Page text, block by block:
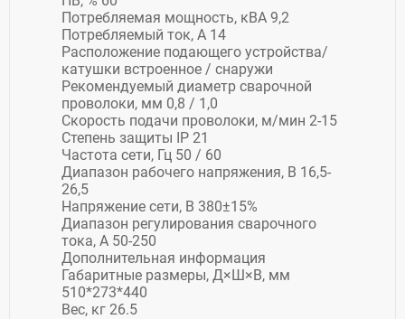
Потребляемая мощность, кВА 9,2
Потребляемый ток, А 14
Расположение подающего устройства/
катушки встроенное / снаружи
Рекомендуемый диаметр сварочной
проволоки, мм 0,8 / 1,0
Скорость подачи проволоки, м/мин 2-15
Степень защиты IP 21
Частота сети, Гц 50 / 60
Диапазон рабочего напряжения, В 16,5-
26,5
Напряжение сети, В 380±15%
Диапазон регулирования сварочного
тока, А 50-250
Дополнительная информация
Габаритные размеры, Д×Ш×В, мм
510*273*440
Вес, кг 26.5